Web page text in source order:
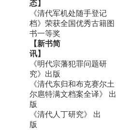
态】
《清代军机处随手登记
档》荣获全国优秀古籍图
书一等奖
【新书简
讯】
《明代宗藩犯罪问题研
究》出版
《清代东归和布克赛尔土
尔扈特满文档案全译》 出
版
《清代人丁研究》 出
版